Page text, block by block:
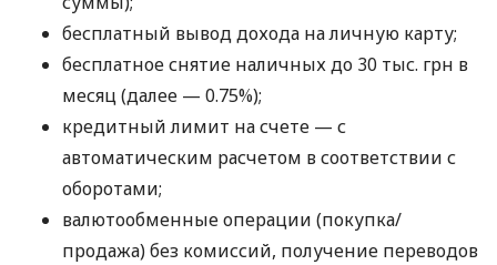
бесплатный вывод дохода на личную карту;
бесплатное снятие наличных до 30 тыс. грн в
месяц (далее — 0.75%);
кредитный лимит на счете — с
автоматическим расчетом в соответствии с
оборотами;
валютообменные операции (покупка/
продажа) без комиссий, получение переводов